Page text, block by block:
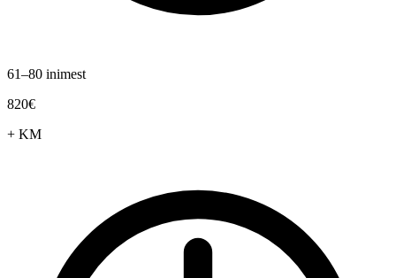
61–80 inimest
820€
+ KM